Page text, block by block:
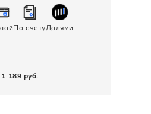
По счетуДолями
1 189 руб.